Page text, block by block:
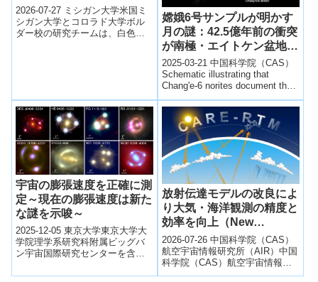
have surprisingly healthy
appetites）
2026-07-27 ミシガン大学米国ミ
シガン大学とコロラド大学ボル
ダー校の研究チームは、白色矮
嫦娥6号サンプルが明かす
月の謎：42.5億年前の衝突
が南極・エイトケン盆地を
形成（Chang’e-6
Samples Reveal Lunar
Mystery: 4.25-billion-
year-old Impact Formed
Moon’s South Pole-
Aitken Basin）
2025-03-21 中国科学院（CAS）
Schematic illustrating that
Chang'e-6 norites document the
...
宇宙の膨張速度を正確に測
定～現在の膨張速度は新た
な謎を示唆～
2025-12-05 東京大学東京大学大
学院理学系研究科附属ビッグバ
ン宇宙国際研究センターを含む
重力レンズ効果で複数像となっ
放射伝達モデルの改良によ
り大気・海洋観測の精度と
効率を向上（New
Radiative Transfer Model
Improves Accuracy,
Efficiency for
Atmosphere–Ocean
2026-07-26 中国科学院（CAS）
航空宇宙情報研究所（AIR）中国
科学院（CAS）航空宇宙情報研
究所（AIR）は、大気・海洋中を